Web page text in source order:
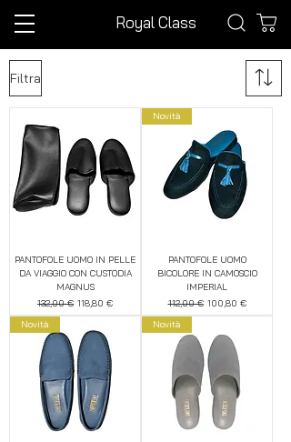
Royal Class
Filtra
PANTOFOLE UOMO IN PELLE
DA VIAGGIO CON CUSTODIA
MAGNUS
Prezzo regolare
132,00 € Prezzo scontato
118,80 €
Novità
PANTOFOLE UOMO
BICOLORE IN CAMOSCIO
IMPERIAL
Prezzo regolare
112,00 € Prezzo scontato
100,80 €
Novità
Novità